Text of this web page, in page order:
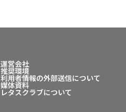
運営会社
推奨環境
利用者情報の外部送信について
媒体資料
レタスクラブについて